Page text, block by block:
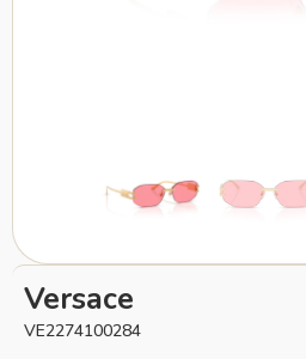
Versace
VE2274100284